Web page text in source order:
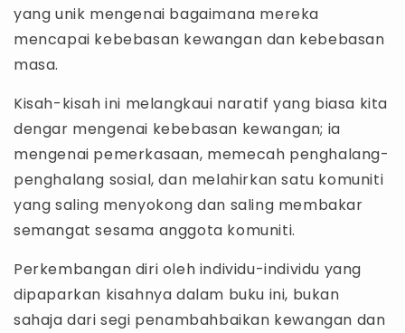
yang unik mengenai bagaimana mereka
mencapai kebebasan kewangan dan kebebasan
masa.
Kisah-kisah ini melangkaui naratif yang biasa kita
dengar mengenai kebebasan kewangan; ia
mengenai pemerkasaan, memecah penghalang-
penghalang sosial, dan melahirkan satu komuniti
yang saling menyokong dan saling membakar
semangat sesama anggota komuniti.
Perkembangan diri oleh individu-individu yang
dipaparkan kisahnya dalam buku ini, bukan
sahaja dari segi penambahbaikan kewangan dan